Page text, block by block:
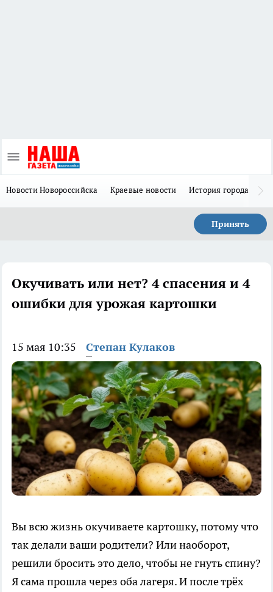
Новости Новороссийска Краевые новости История города Н
Принять
Окучивать или нет? 4 спасения и 4
ошибки для урожая картошки
15 мая 10:35 Степан Кулаков
Вы всю жизнь окучиваете картошку, потому что
так делали ваши родители? Или наоборот,
решили бросить это дело, чтобы не гнуть спину?
Я сама прошла через оба лагеря. И после трёх